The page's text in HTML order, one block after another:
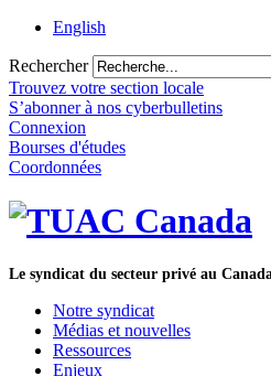
English
Rechercher
Trouvez votre section locale
S’abonner à nos cyberbulletins
Connexion
Bourses d'études
Coordonnées
Le syndicat du secteur privé au
Notre syndicat
Médias et nouvelles
Ressources
Enjeux